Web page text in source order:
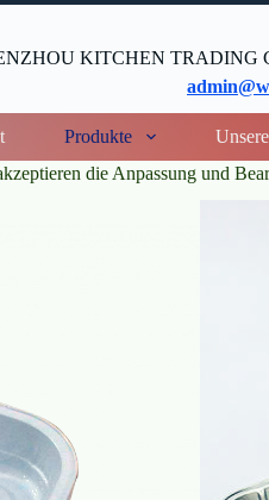
KITCHEN TRADING
Produkte
die Anpassung und